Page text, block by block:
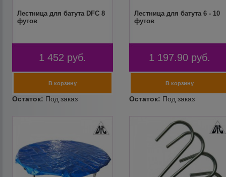
Лестница для батута DFC 8
футов
1 452 руб.
Лестница для батута 6 - 10
футов
1 197.90 руб.